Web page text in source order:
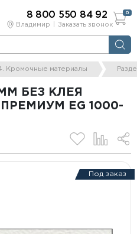
Владимир Заказать звонок
8 800 550 84 92 0
Кромочные материалы
БЕЗ КЛЕЯ
EG 1000-
Под заказ